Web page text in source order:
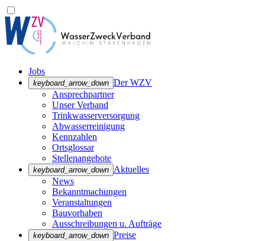
Jobs
keyboard_arrow_down Der WZV
Ansprechpartner
Unser Verband
Trinkwasser­versorgung
Abwasserreinigung
Kennzahlen
Ortsglossar
Stellenangebote
keyboard_arrow_down Aktuelles
News
Bekanntmachungen
Veranstaltungen
Bauvorhaben
Ausschreibungen u. Aufträge
keyboard_arrow_down Preise